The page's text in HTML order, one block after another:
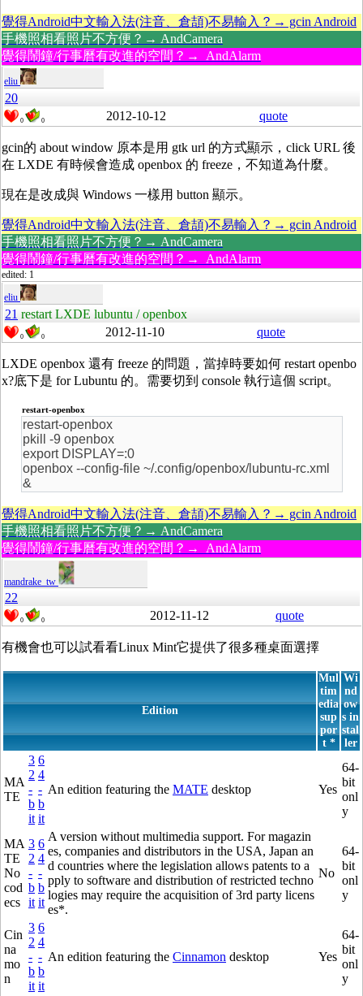
覺得Android中文輸入法(注音、倉頡)不易輸入？→ gcin Android
手機照相看照片不方便？→ AndCamera
覺得鬧鐘/行事曆有改進的空間？→ AndAlarm
eliu
20
0 0 2012-10-12 quote
gcin的 about window 原本是用 gtk url 的方式顯示，click URL 後
在 LXDE 有時候會造成 openbox 的 freeze，不知道為什麼。
現在是改成與 Windows 一樣用 button 顯示。
覺得Android中文輸入法(注音、倉頡)不易輸入？→ gcin Android
手機照相看照片不方便？→ AndCamera
覺得鬧鐘/行事曆有改進的空間？→ AndAlarm
edited: 1
eliu
21 restart LXDE lubuntu / openbox
0 0 2012-11-10 quote
LXDE openbox 還有 freeze 的問題，當掉時要如何 restart openbo
x?底下是 for Lubuntu 的。需要切到 console 執行這個 script。
restart-openbox
restart-openbox
pkill -9 openbox
export DISPLAY=:0
openbox --config-file ~/.config/openbox/lubuntu-rc.xml
&
覺得Android中文輸入法(注音、倉頡)不易輸入？→ gcin Android
手機照相看照片不方便？→ AndCamera
覺得鬧鐘/行事曆有改進的空間？→ AndAlarm
mandrake_tw
22
0 0 2012-11-12 quote
有機會也可以試看看Linux Mint它提供了很多種桌面選擇
Edition
Mul
tim
edia
sup
por
t *
Wi
nd
ow
s in
stal
ler
MA
TE
3
2
-
b
it
6
4
-
b
it
An edition featuring the MATE desktop Yes
64-
bit
onl
y
MA
TE
No
cod
ecs
3
2
-
b
it
6
4
-
b
it
A version without multimedia support. For magazin
es, companies and distributors in the USA, Japan an
d countries where the legislation allows patents to a
pply to software and distribution of restricted techno
logies may require the acquisition of 3rd party licens
es*.
No
64-
bit
onl
y
Cin
na
mo
n
3
2
-
b
it
6
4
-
b
it
An edition featuring the Cinnamon desktop Yes
64-
bit
onl
y